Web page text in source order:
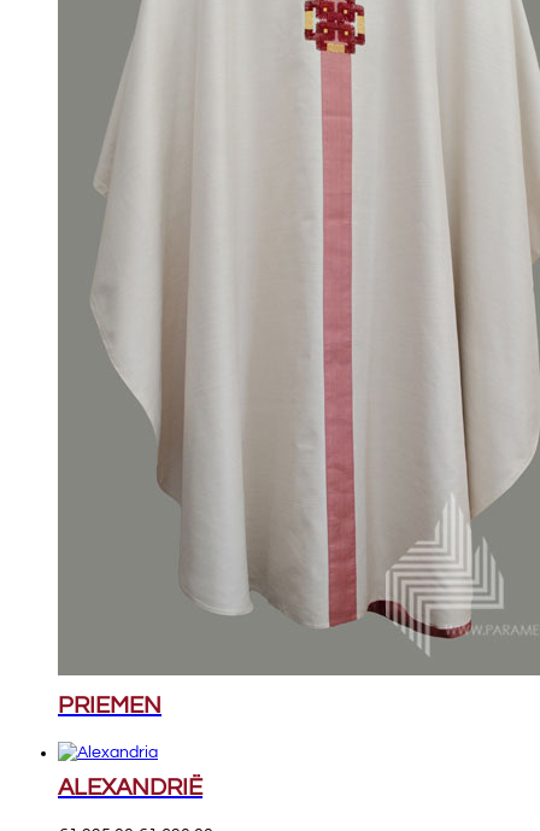
PRIEMEN
ALEXANDRIË